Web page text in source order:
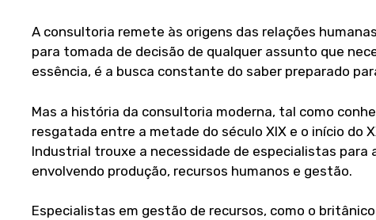
A consultoria remete às origens das relações
para tomada de decisão de qualquer assunto que
essência, é a busca constante do saber preparado
Mas a história da consultoria moderna, tal como
resgatada entre a metade do século XIX e o início do
Industrial trouxe a necessidade de especialistas para
envolvendo produção, recursos humanos e gestão.
Especialistas em gestão de recursos, como o